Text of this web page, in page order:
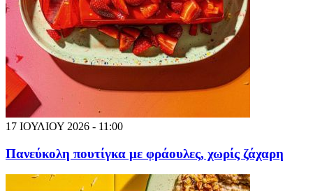
17 ΙΟΥΛΙΟΥ 2026 - 11:00
Πανεύκολη πουτίγκα με φράουλες, χωρίς ζάχαρη